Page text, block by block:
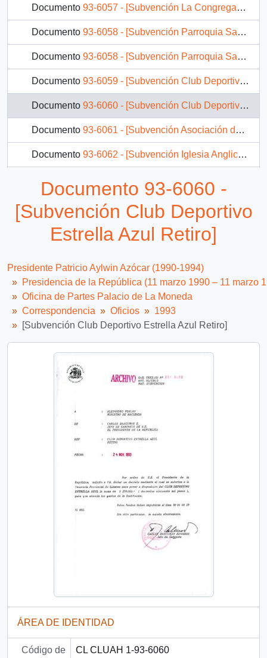
Documento 93-6057 - [Subvención La Congregación de las Religiosas Mercedarias Francesas]
Documento 93-6058 - [Subvención Parroquia Santa Cruz de Mayo]
Documento 93-6058 - [Subvención Parroquia Santa Cruz de Mayo]
Documento 93-6059 - [Subvención Club Deportivo Huracán Retiro]
Documento 93-6060 - [Subvención Club Deportivo Estrella Azul Retiro]
Documento 93-6061 - [Subvención Asociación de Fútbol Retiro]
Documento 93-6062 - [Subvención Iglesia Anglicana de Chile]
Documento 93-6067 - Remite documento
292 más...
Documento 93-6060 -
[Subvención Club Deportivo
Estrella Azul Retiro]
Presidente Patricio Aylwin Azócar (1990-1994)
Presidencia de la República (11 marzo 1990 – 11 marzo
Oficina de Partes Palacio de La Moneda
Correspondencia
Oficios
1993
[Subvención Club Deportivo Estrella Azul Retiro]
ÁREA DE IDENTIDAD
Código de CL CLUAH 1-93-6060